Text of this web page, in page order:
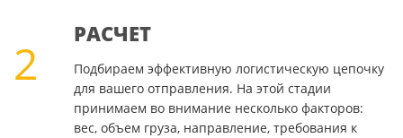
2
РАСЧЕТ
Подбираем эффективную логистическую цепочку
для вашего отправления. На этой стадии
принимаем во внимание несколько факторов:
вес, объем груза, направление, требования к